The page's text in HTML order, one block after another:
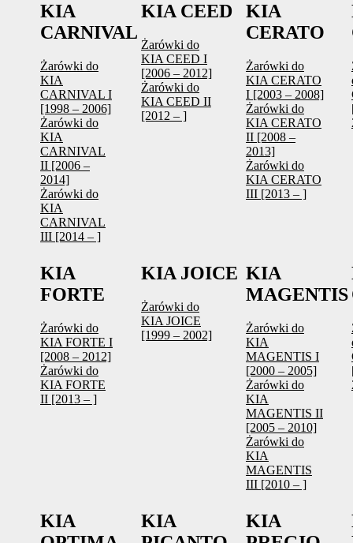
KIA
CARNIVAL
Żarówki do
KIA
CARNIVAL I
[1998 – 2006]
Żarówki do
KIA
CARNIVAL
II [2006 –
2014]
Żarówki do
KIA
CARNIVAL
III [2014 – ]
KIA CEED
Żarówki do
KIA CEED I
[2006 – 2012]
Żarówki do
KIA CEED II
[2012 – ]
KIA
CERATO
Żarówki do
KIA CERATO
I [2003 – 2008]
Żarówki do
KIA CERATO
II [2008 –
2013]
Żarówki do
KIA CERATO
III [2013 – ]
KIA
FORTE
Żarówki do
KIA FORTE I
[2008 – 2012]
Żarówki do
KIA FORTE
II [2013 – ]
KIA JOICE
Żarówki do
KIA JOICE
[1999 – 2002]
KIA
MAGENTIS
Żarówki do
KIA
MAGENTIS I
[2000 – 2005]
Żarówki do
KIA
MAGENTIS II
[2005 – 2010]
Żarówki do
KIA
MAGENTIS
III [2010 – ]
KIA
KIA
KIA